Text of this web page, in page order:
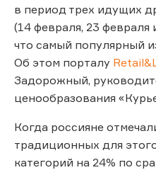
в период трех идущих
(14 февраля, 23 февраля
что самый популярный
Об этом порталу
Задорожный,
ценообразования
Когда россияне
традиционных для
категорий на 24% по